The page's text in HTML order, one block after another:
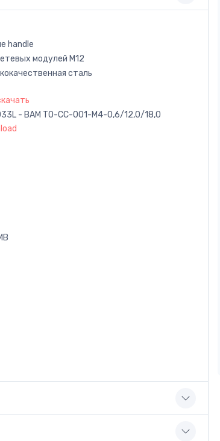
handle
модулей M12
сталь
- BAM TO-CC-001-M4-0,6/12,0/18,0